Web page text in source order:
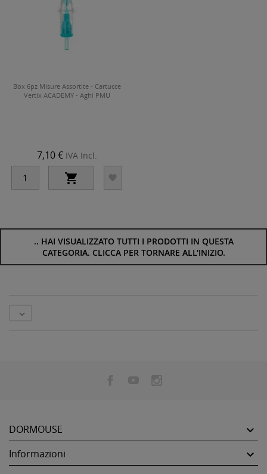
Box 6pz Misure Assortite - Cartucce
Vertix ACADEMY - Aghi PMU
7,10 € IVA Incl.
 
.. HAI VISUALIZZATO TUTTI I PRODOTTI IN QUESTA
CATEGORIA. CLICCA PER TORNARE ALL'INIZIO.

DORMOUSE 
Informazioni 